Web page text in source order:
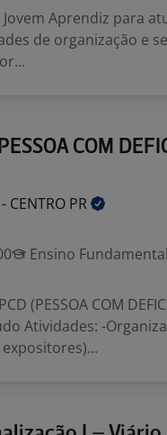
Aprendiz para
de organização e
COM
CENTRO PR
Ensino
(PESSOA COM
Atividades: -